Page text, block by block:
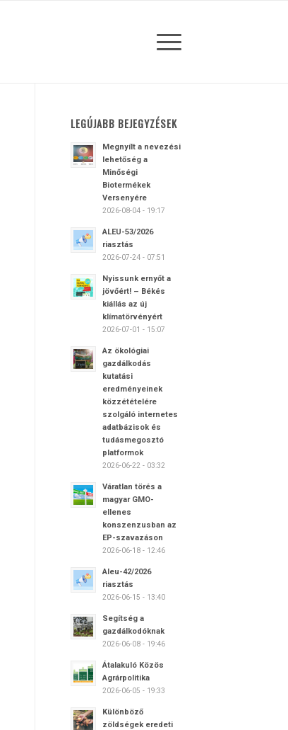
LEGÚJABB BEJEGYZÉSEK
Megnyílt a nevezési
lehetőség a
Minőségi
Biotermékek
Versenyére
2026-08-04 - 19:17
ALEU-53/2026
riasztás
2026-07-24 - 07:51
Nyissunk ernyőt a
jövőért! – Békés
kiállás az új
klímatörvényért
2026-07-01 - 15:07
Az ökológiai
gazdálkodás
kutatási
eredményeinek
közzétételére
szolgáló internetes
adatbázisok és
tudásmegosztó
platformok
2026-06-22 - 03:32
Váratlan törés a
magyar GMO-
ellenes
konszenzusban az
EP-szavazáson
2026-06-18 - 12:46
Aleu-42/2026
riasztás
2026-06-15 - 13:40
Segítség a
gazdálkodóknak
2026-06-08 - 19:46
Átalakuló Közös
Agrárpolitika
2026-06-05 - 19:33
Különböző
zöldségek eredeti